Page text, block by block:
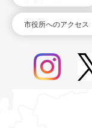
市役所へのアクセス